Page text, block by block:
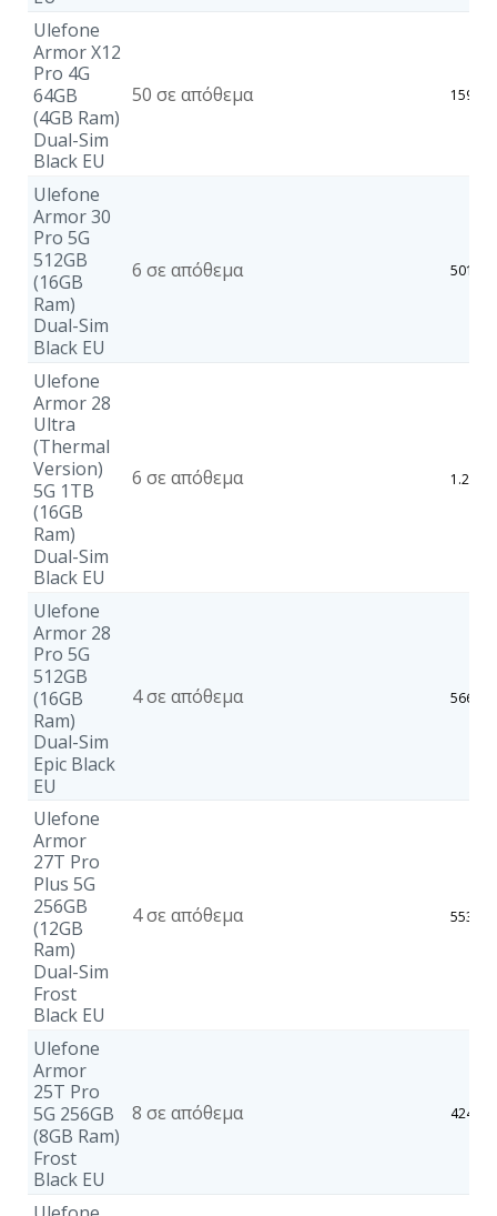
Ulefone
Armor X12
Pro 4G
64GB
(4GB Ram)
Dual-Sim
Black EU
50 σε απόθεμα 159,23
Ulefone
Armor 30
Pro 5G
512GB
(16GB
Ram)
Dual-Sim
Black EU
6 σε απόθεμα 501,80
Ulefone
Armor 28
Ultra
(Thermal
Version)
5G 1TB
(16GB
Ram)
Dual-Sim
Black EU
6 σε απόθεμα
Ulefone
Armor 28
Pro 5G
512GB
(16GB
Ram)
Dual-Sim
Epic Black
EU
4 σε απόθεμα 566,30
Ulefone
Armor
27T Pro
Plus 5G
256GB
(12GB
Ram)
Dual-Sim
Frost
Black EU
4 σε απόθεμα 553,83
Ulefone
Armor
25T Pro
5G 256GB
(8GB Ram)
Frost
Black EU
8 σε απόθεμα 424,07